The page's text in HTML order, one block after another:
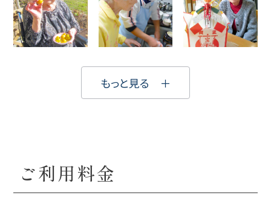
もっと見る ＋
ご利用料金